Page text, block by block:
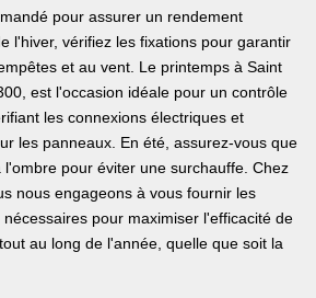
pour assurer un rendement
l'hiver, vérifiez les fixations pour garantir
et au vent. Le printemps à Saint
est l'occasion idéale pour un contrôle
les connexions électriques et
les panneaux. En été, assurez-vous que
pour éviter une surchauffe. Chez
nous engageons à vous fournir les
pour maximiser l'efficacité de
au long de l'année, quelle que soit la